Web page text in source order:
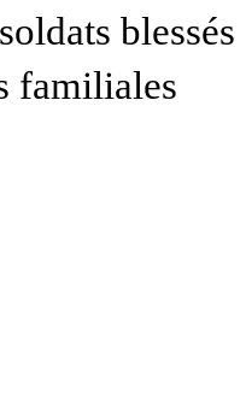
familiales